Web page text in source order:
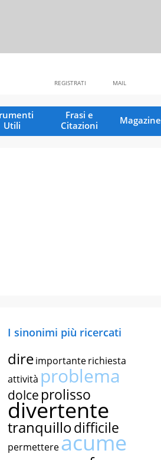
MAIL
REGISTRATI
Utili
Frasi e
Citazioni
Magazine
I sinonimi più ricercati
direimportanterichiesta
attività problema
dolce prolisso
divertente
tranquillodifficile
permettereacume